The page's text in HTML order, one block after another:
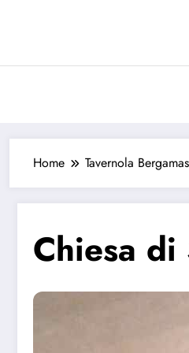
Home Tavernola
Chiesa di